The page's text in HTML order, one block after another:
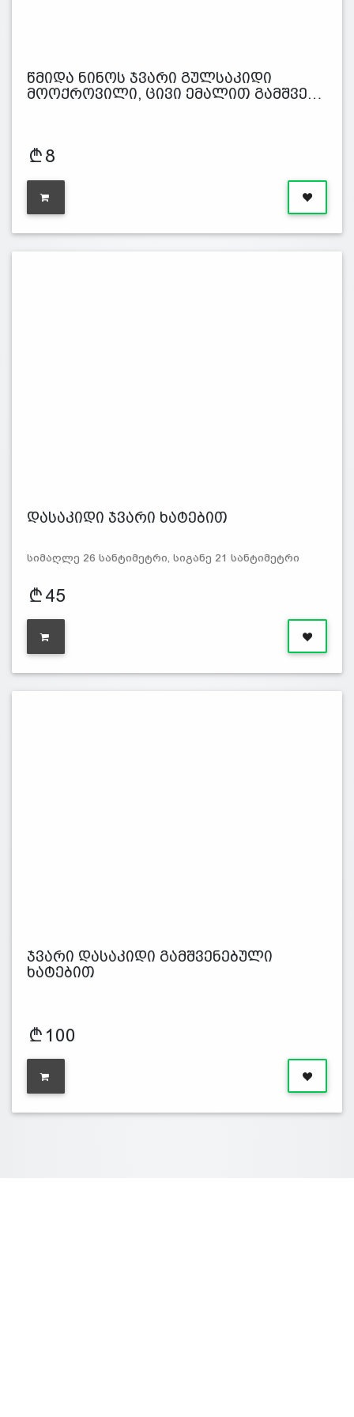
წმიდა ნინოს ჯვარი გულსაკიდი
მოოქროვილი, ცივი ემალით გამშვე…
8
დასაკიდი ჯვარი ხატებით
სიმაღლე 26 სანტიმეტრი, სიგანე 21 სანტიმეტრი
45
ჯვარი დასაკიდი გამშვენებული
ხატებით
100